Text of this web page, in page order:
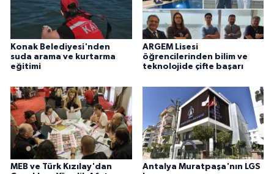
Konak Belediyesi'nden
suda arama ve kurtarma
eğitimi
ARGEM Lisesi
öğrencilerinden bilim ve
teknolojide çifte başarı
MEB ve Türk Kızılay'dan
Antalya Muratpaşa'nın LGS